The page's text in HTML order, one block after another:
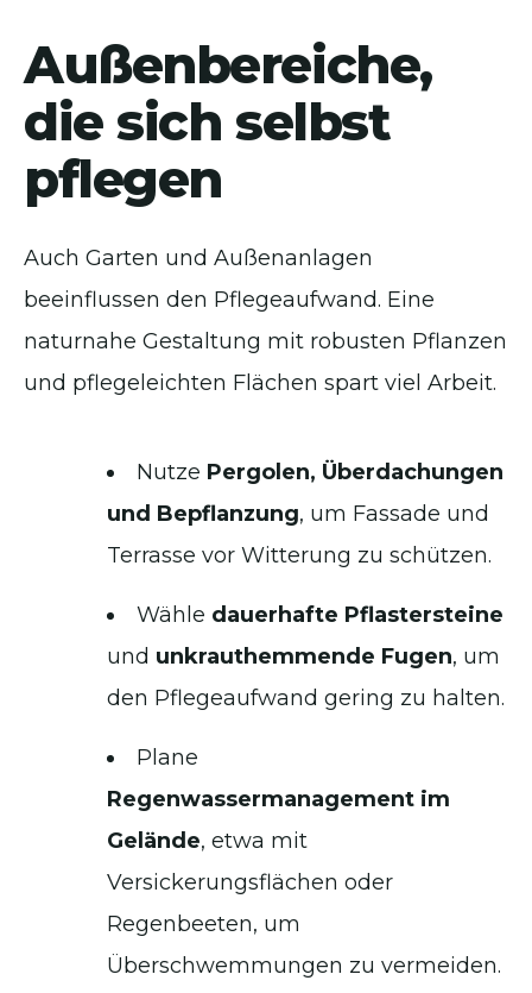
Außenbereiche,
die sich selbst
pflegen
Auch Garten und Außenanlagen
beeinflussen den Pflegeaufwand. Eine
naturnahe Gestaltung mit robusten Pflanzen
und pflegeleichten Flächen spart viel Arbeit.
Nutze Pergolen, Überdachungen
und Bepflanzung, um Fassade und
Terrasse vor Witterung zu schützen.
Wähle dauerhafte Pflastersteine
und unkrauthemmende Fugen, um
den Pflegeaufwand gering zu halten.
Plane
Regenwassermanagement im
Gelände, etwa mit
Versickerungsflächen oder
Regenbeeten, um
Überschwemmungen zu vermeiden.